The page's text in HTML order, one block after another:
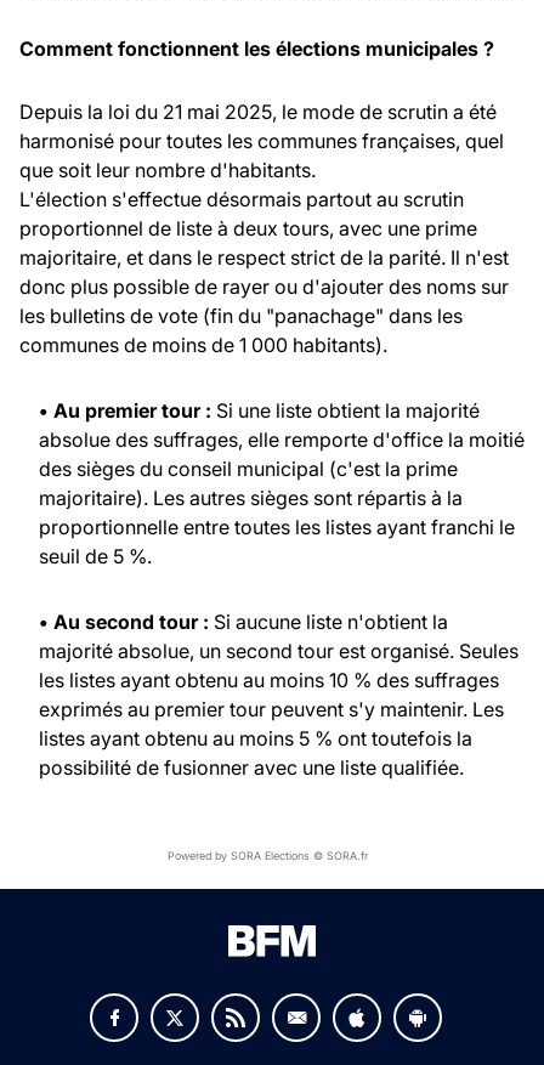
Comment fonctionnent les élections municipales ?
Depuis la loi du 21 mai 2025, le mode de scrutin a été
harmonisé pour toutes les communes françaises, quel
que soit leur nombre d'habitants.
L'élection s'effectue désormais partout au scrutin
proportionnel de liste à deux tours, avec une prime
majoritaire, et dans le respect strict de la parité. Il n'est
donc plus possible de rayer ou d'ajouter des noms sur
les bulletins de vote (fin du "panachage" dans les
communes de moins de 1 000 habitants).
• Au premier tour : Si une liste obtient la majorité
absolue des suffrages, elle remporte d'office la moitié
des sièges du conseil municipal (c'est la prime
majoritaire). Les autres sièges sont répartis à la
proportionnelle entre toutes les listes ayant franchi le
seuil de 5 %.
• Au second tour : Si aucune liste n'obtient la
majorité absolue, un second tour est organisé. Seules
les listes ayant obtenu au moins 10 % des suffrages
exprimés au premier tour peuvent s'y maintenir. Les
listes ayant obtenu au moins 5 % ont toutefois la
possibilité de fusionner avec une liste qualifiée.
Powered by SORA Elections © SORA.fr